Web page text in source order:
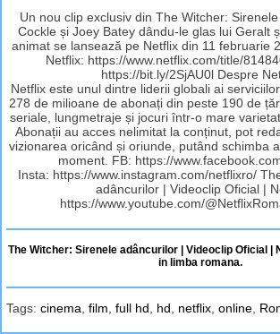
Un nou clip exclusiv din The Witcher:
Cockle și Joey Batey dându-le glas lui Geralt
animat se lansează pe Netflix din 11 februarie
Netflix: https://www.netflix.com/title/
https://bit.ly/2SjAU0l Despre
Netflix este unul dintre liderii globali ai
278 de milioane de abonați din peste 190 de
seriale, lungmetraje și jocuri într-o mare
Abonații au acces nelimitat la conținut, pot
vizionarea oricând și oriunde, putând schimba
moment. FB: https://
Insta: https://www.instagram.com/netflixro/
adâncurilor | Videoclip Oficial |
https://www.youtube.com/
The Witcher: Sirenele adâncurilor | Videoclip Oficial |
in limba romana.
Tags: cinema film full hd hd netflix online